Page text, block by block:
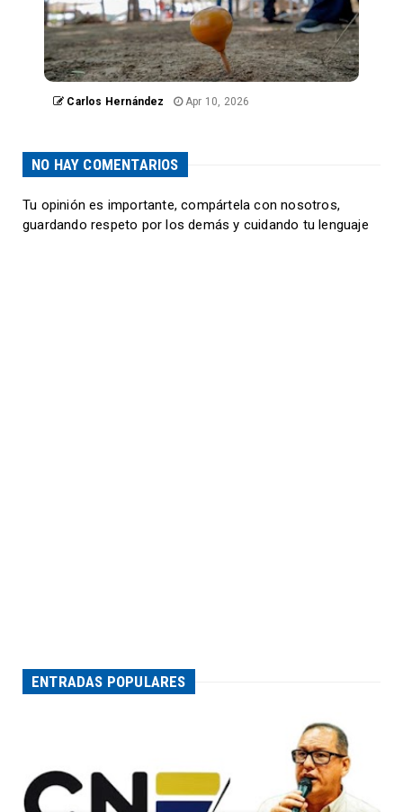
Carlos Hernández Apr 10, 2026
NO HAY COMENTARIOS
Tu opinión es importante, compártela con nosotros,
guardando respeto por los demás y cuidando tu lenguaje
ENTRADAS POPULARES